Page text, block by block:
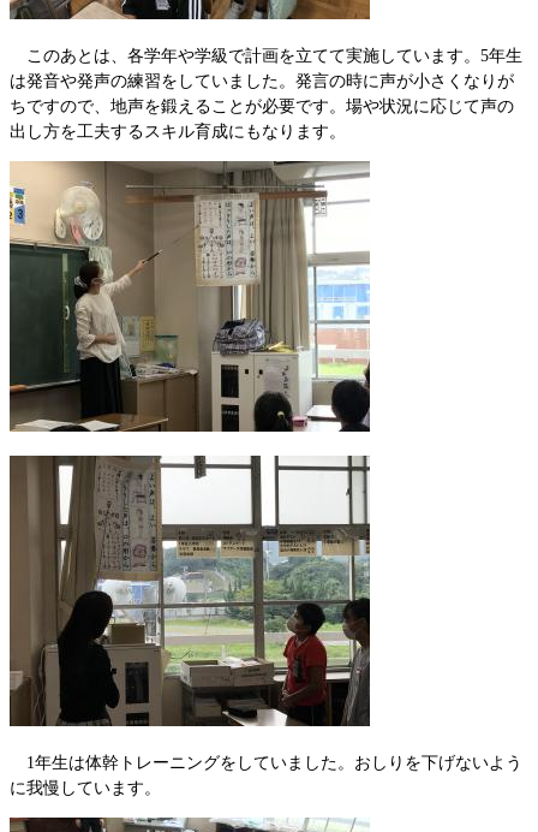
このあとは、各学年や学級で計画を立てて実施しています。5年生
は発音や発声の練習をしていました。発言の時に声が小さくなりが
ちですので、地声を鍛えることが必要です。場や状況に応じて声の
出し方を工夫するスキル育成にもなります。
1年生は体幹トレーニングをしていました。おしりを下げないよう
に我慢しています。